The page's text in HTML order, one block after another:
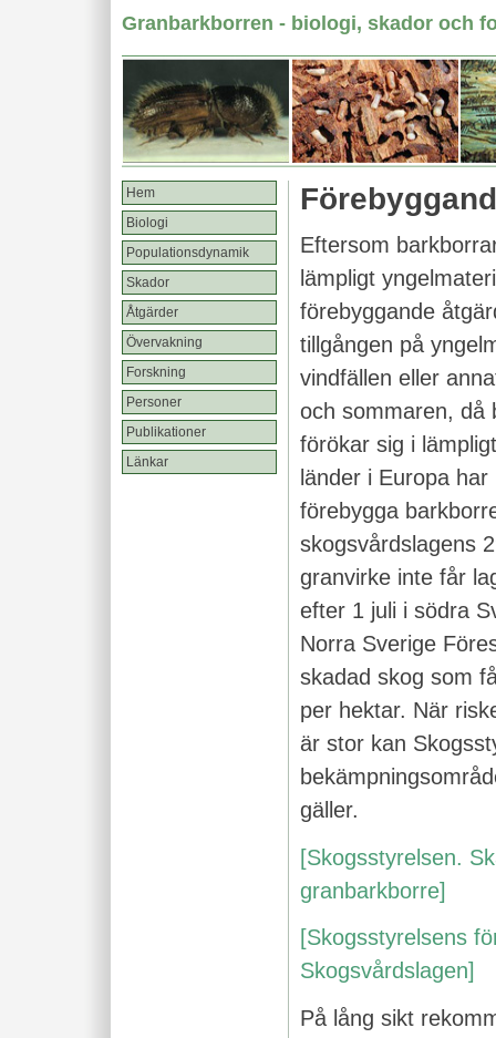
Granbarkborren - biologi, skador och
Hem
Biologi
Populationsdynamik
Skador
Åtgärder
Övervakning
Forskning
Personer
Publikationer
Länkar
Eftersom
lämpligt
förebyggande
tillgången på
vindfällen eller
och sommaren, då
förökar sig i
länder i Europa
förebygga
skogsvårdslagens
granvirke inte får
efter 1 juli i södra
Norra Sverige
skadad skog som
per hektar. När
är stor kan
gäller.
[Skogsstyrelsen.
granbarkborre]
[Skogsstyrelsens
Skogsvårdslagen]
På lång sikt